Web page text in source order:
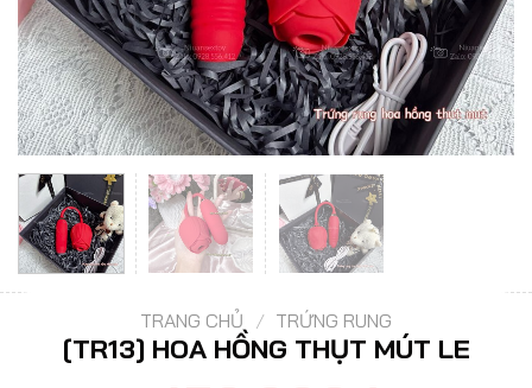
TRANG CHỦ / TRỨNG RUNG
[TR13] HOA HỒNG THỤT MÚT LE